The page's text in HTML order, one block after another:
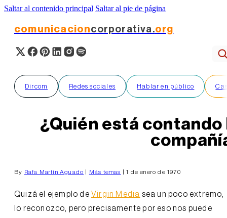
Saltar al contenido principal Saltar al pie de página
comunicacioncorporativa.org
Dircom Redes sociales Hablar en público
¿Quién está
By Rafa Martín Aguado Más temas | 1 de enero de 1970
Quizá el ejemplo de Virgin Media sea un poco extremo,
lo reconozco, pero precisamente por eso nos puede